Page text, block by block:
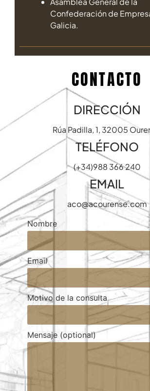
Confederación de
Galicia.
CONTACTO
DIRECCIÓN
Rúa Padilla, 1, 32005
TELÉFONO
(+34)988 366 240
EMAIL
aco@acourense.com
Nombre
Email
Motivo de la consulta
Mensaje (optional)